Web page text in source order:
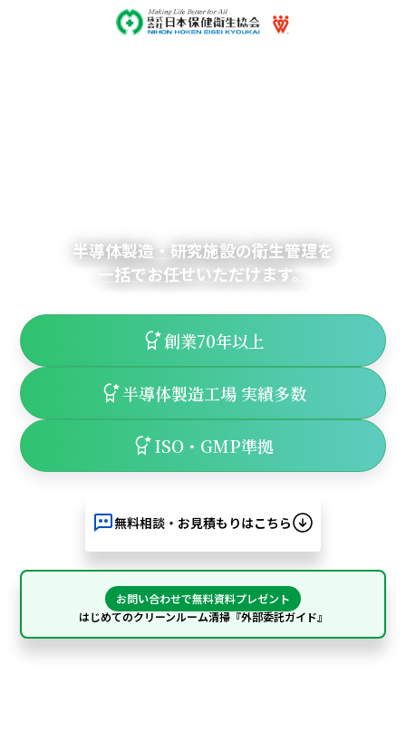
半導体製造・研究施設の衛生管理を
一括でお任せいただけます。
創業70年以上
半導体製造工場 実績多数
ISO・GMP準拠
無料相談・お見積もりはこちら
お問い合わせで無料資料プレゼント
はじめてのクリーンルーム清掃『外部委託ガイド』